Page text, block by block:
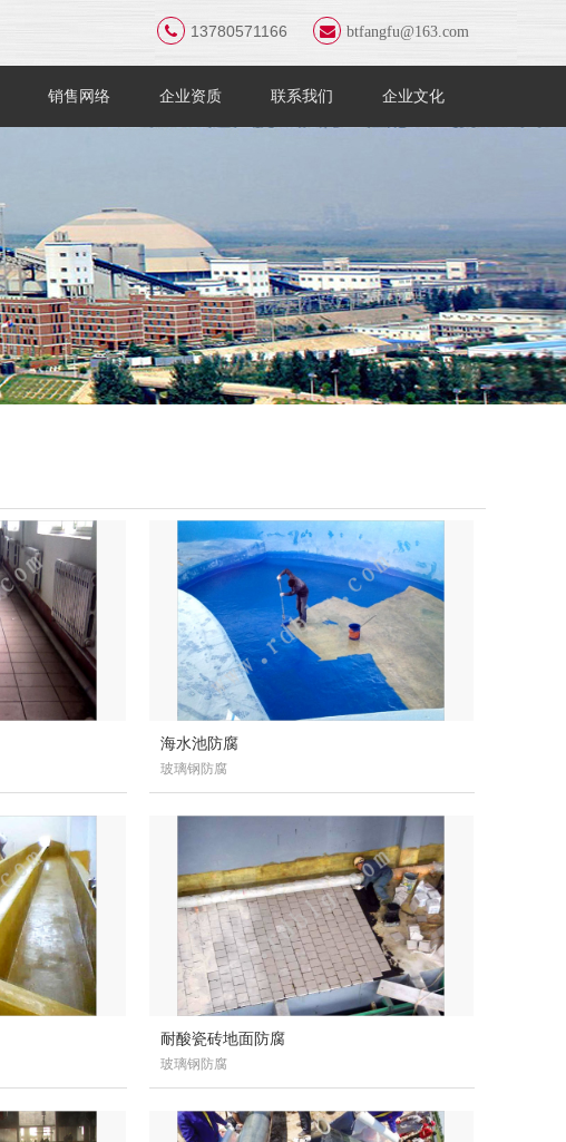
13780571166 btfangfu@163.com
销售网络 企业资质 联系我们 企业文化
海水池防腐
玻璃钢防腐
耐酸瓷砖地面防腐
玻璃钢防腐